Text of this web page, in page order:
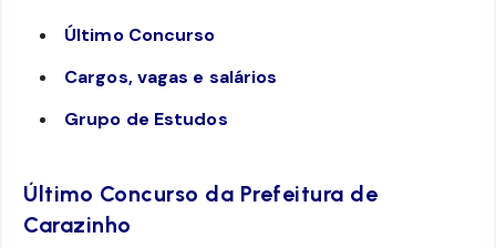
Último Concurso
Cargos, vagas e salários
Grupo de Estudos
Último Concurso da Prefeitura de
Carazinho